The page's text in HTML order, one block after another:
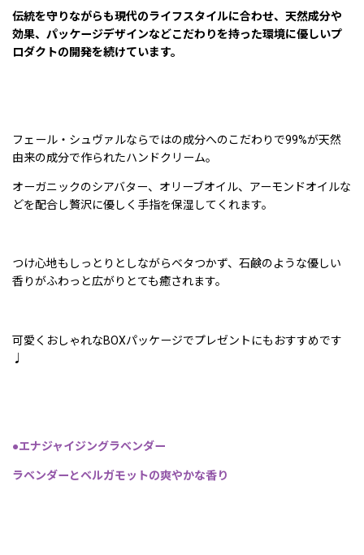
伝統を守りながらも現代のライフスタイルに合わせ、天然成分や
効果、パッケージデザインなどこだわりを持った環境に優しいプ
ロダクトの開発を続けています。
フェール・シュヴァルならではの成分へのこだわりで99%が天然
由来の成分で作られたハンドクリーム。
オーガニックのシアバター、オリーブオイル、アーモンドオイルな
どを配合し贅沢に優しく手指を保湿してくれます。
つけ心地もしっとりとしながらベタつかず、石鹸のような優しい
香りがふわっと広がりとても癒されます。
可愛くおしゃれなBOXパッケージでプレゼントにもおすすめです
♩
●エナジャイジングラベンダー
ラベンダーとベルガモットの爽やかな香り